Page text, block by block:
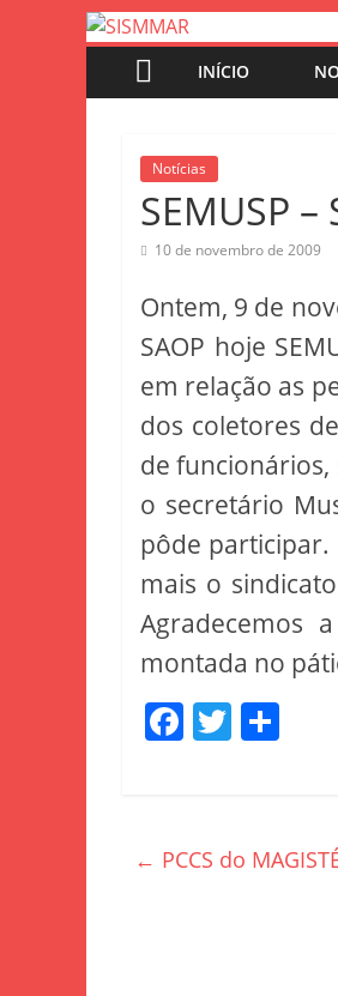
INÍCIO
Notícias
SEMUSP
10 de novembro de 2009
Ontem, 9 de
SAOP hoje
em relação as
dos coletores
de
o secretário
pôde participar.
mais o
Agradecemos
montada no
F
b
T
← PCCS do